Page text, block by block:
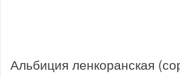
Альбиция ленкоранская